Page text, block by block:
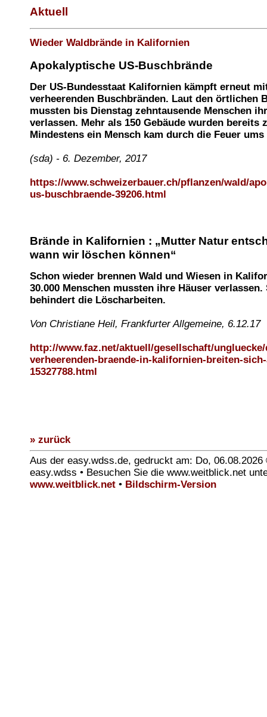
Aktuell
Wieder Waldbrände in Kalifornien
Apokalyptische US-Buschbrände
Der US-Bundesstaat Kalifornien kämpft erneut
verheerenden Buschbränden. Laut den örtlichen
mussten bis Dienstag zehntausende Menschen
verlassen. Mehr als 150 Gebäude wurden bereits
Mindestens ein Mensch kam durch die Feuer ums
(sda) - 6. Dezember, 2017
https://www.schweizerbauer.ch/pflanzen/wald/
us-buschbraende-39206.html
Brände in Kalifornien : „Mutter Natur
wann wir löschen können“
Schon wieder brennen Wald und Wiesen in
30.000 Menschen mussten ihre Häuser
behindert die Löscharbeiten.
Von Christiane Heil, Frankfurter Allgemeine, 6.12.17
http://www.faz.net/aktuell/gesellschaft/
verheerenden-braende-in-kalifornien-breiten-
15327788.html
» zurück
Aus der easy.wdss.de, gedruckt am: Do, 06.08.2026
easy.wdss • Besuchen Sie die www.weitblick.net
www.weitblick.net • Bildschirm-Version